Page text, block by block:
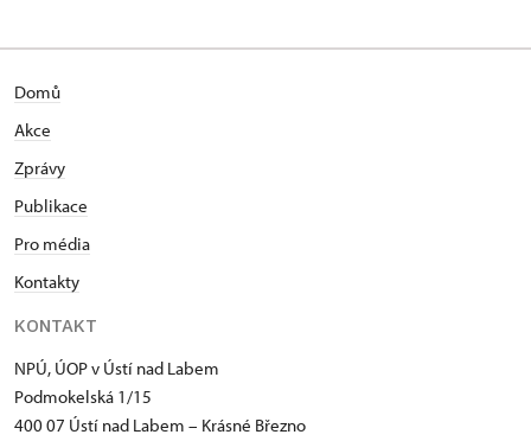
Domů
Akce
Zprávy
Publikace
Pro média
Kontakty
KONTAKT
NPÚ, ÚOP v Ústí nad Labem
Podmokelská 1/15
400 07 Ústí nad Labem – Krásné Březno